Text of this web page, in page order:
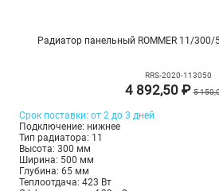
Радиатор панельный ROMMER 11/
RRS-2020-113050
4 892,50 ₽5
Срок поставки: от 2 до 3 дней
Подключение: нижнее
Тип радиатора: 11
Высота: 300 мм
Ширина: 500 мм
Глубина: 65 мм
Теплоотдача: 423 Вт